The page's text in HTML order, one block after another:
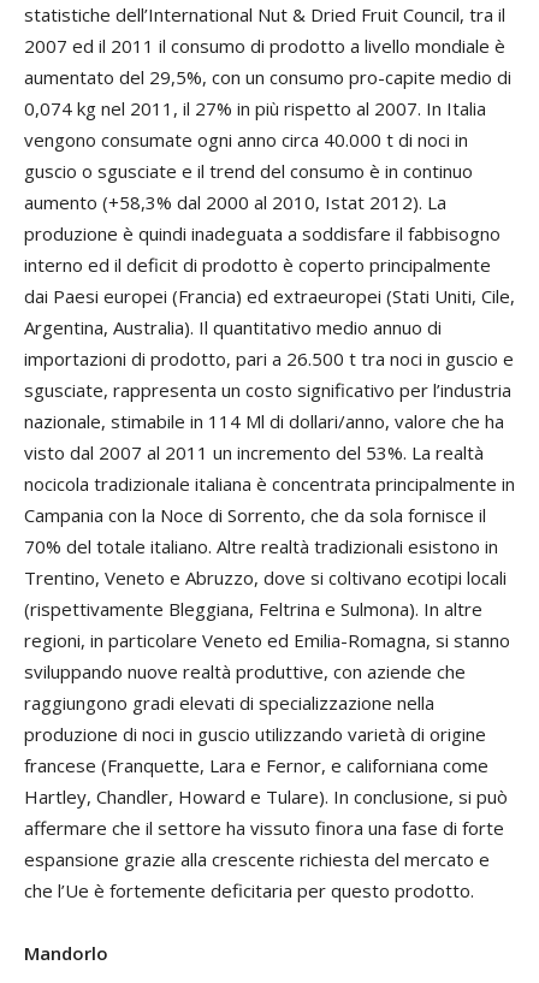
statistiche dell’International Nut & Dried Fruit Council, tra il
2007 ed il 2011 il consumo di prodotto a livello mondiale è
aumentato del 29,5%, con un consumo pro-capite medio di
0,074 kg nel 2011, il 27% in più rispetto al 2007. In Italia
vengono consumate ogni anno circa 40.000 t di noci in
guscio o sgusciate e il trend del consumo è in continuo
aumento (+58,3% dal 2000 al 2010, Istat 2012). La
produzione è quindi inadeguata a soddisfare il fabbisogno
interno ed il deficit di prodotto è coperto principalmente
dai Paesi europei (Francia) ed extraeuropei (Stati Uniti, Cile,
Argentina, Australia). Il quantitativo medio annuo di
importazioni di prodotto, pari a 26.500 t tra noci in guscio e
sgusciate, rappresenta un costo significativo per l’industria
nazionale, stimabile in 114 Ml di dollari/anno, valore che ha
visto dal 2007 al 2011 un incremento del 53%. La realtà
nocicola tradizionale italiana è concentrata principalmente in
Campania con la Noce di Sorrento, che da sola fornisce il
70% del totale italiano. Altre realtà tradizionali esistono in
Trentino, Veneto e Abruzzo, dove si coltivano ecotipi locali
(rispettivamente Bleggiana, Feltrina e Sulmona). In altre
regioni, in particolare Veneto ed Emilia-Romagna, si stanno
sviluppando nuove realtà produttive, con aziende che
raggiungono gradi elevati di specializzazione nella
produzione di noci in guscio utilizzando varietà di origine
francese (Franquette, Lara e Fernor, e californiana come
Hartley, Chandler, Howard e Tulare). In conclusione, si può
affermare che il settore ha vissuto finora una fase di forte
espansione grazie alla crescente richiesta del mercato e
che l’Ue è fortemente deficitaria per questo prodotto.
Mandorlo